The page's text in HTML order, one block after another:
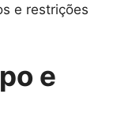
e restrições
e